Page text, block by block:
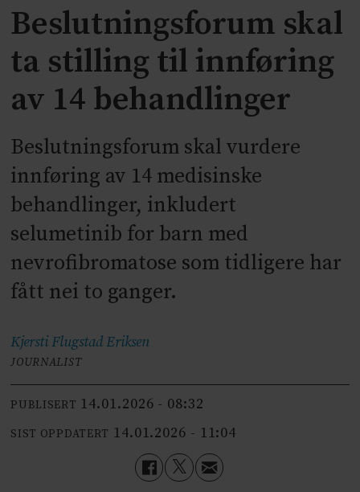
Beslutningsforum skal
ta stilling til innføring
av 14 behandlinger
Beslutningsforum skal vurdere
innføring av 14 medisinske
behandlinger, inkludert
selumetinib for barn med
nevrofibromatose som tidligere har
fått nei to ganger.
Kjersti FlugstadEriksen
JOURNALIST
PUBLISERT 14.01.2026 - 08:32
SIST OPPDATERT 14.01.2026 - 11:04